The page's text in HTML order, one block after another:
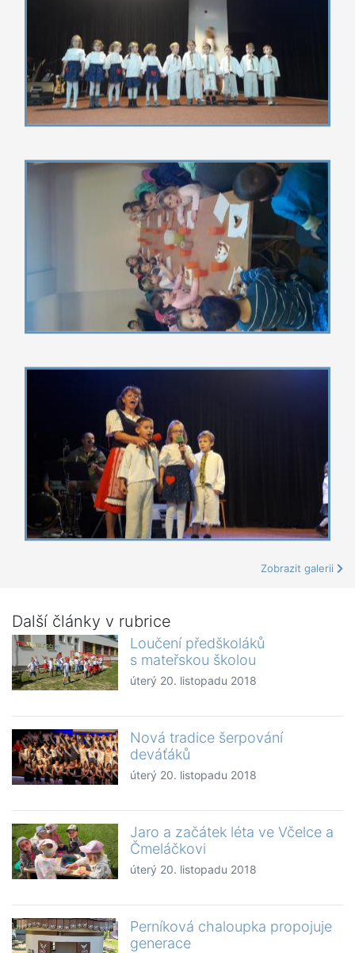
Zobrazit galerii
Další články v rubrice
Loučení předškoláků
s mateřskou školou
úterý 20. listopadu 2018
Nová tradice šerpování
deváťáků
úterý 20. listopadu 2018
Jaro a začátek léta ve Včelce a
Čmeláčkovi
úterý 20. listopadu 2018
Perníková chaloupka propojuje
generace